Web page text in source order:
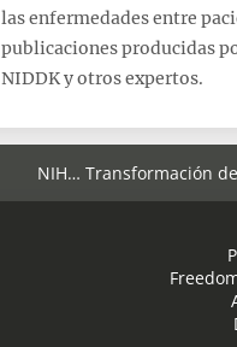
las enfermedades entre
publicaciones producidas
NIDDK y otros expertos.
NIH… Transformación